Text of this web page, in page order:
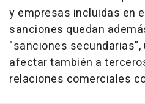
y empresas incluidas en
sanciones quedan
"sanciones secundarias",
afectar también a
relaciones comerciales